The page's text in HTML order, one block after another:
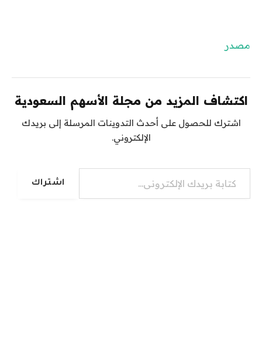
مصدر
اكتشاف المزيد من مجلة الأسهم السعودية
اشترك للحصول على أحدث التدوينات المرسلة إلى بريدك
الإلكتروني.
كتابة بريدك الإلكتروني...
اشتراك